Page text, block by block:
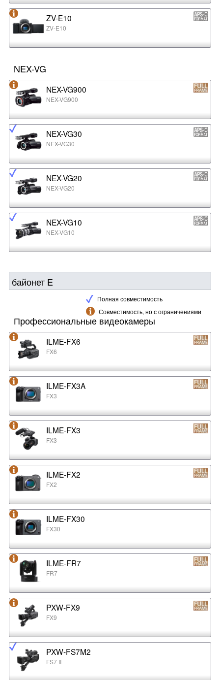
ZV-E10
ZV-E10
NEX-VG
NEX-VG900
NEX-VG900
NEX-VG30
NEX-VG30
NEX-VG20
NEX-VG20
NEX-VG10
NEX-VG10
байонет E
Полная совместимость
Совместимость, но с ограничениями
Профессиональные видеокамеры
ILME-FX6
FX6
ILME-FX3A
FX3
ILME-FX3
FX3
ILME-FX2
FX2
ILME-FX30
FX30
ILME-FR7
FR7
PXW-FX9
FX9
PXW-FS7M2
FS7 II